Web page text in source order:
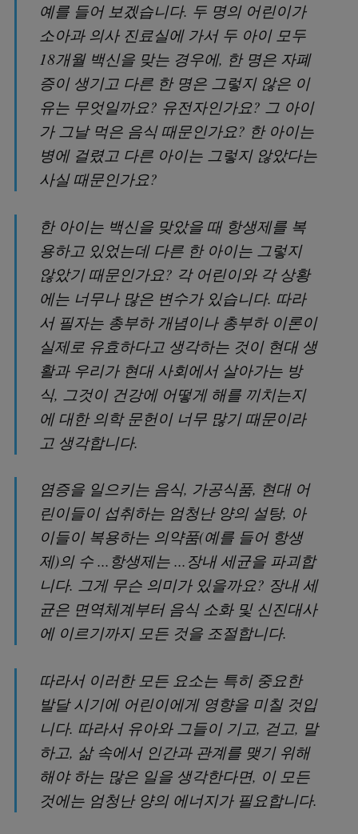
예를 들어 보겠습니다. 두 명의 어린이가
소아과 의사 진료실에 가서 두 아이 모두
18개월 백신을 맞는 경우에, 한 명은 자폐
증이 생기고 다른 한 명은 그렇지 않은 이
유는 무엇일까요? 유전자인가요? 그 아이
가 그날 먹은 음식 때문인가요? 한 아이는
병에 걸렸고 다른 아이는 그렇지 않았다는
사실 때문인가요?
한 아이는 백신을 맞았을 때 항생제를 복
용하고 있었는데 다른 한 아이는 그렇지
않았기 때문인가요? 각 어린이와 각 상황
에는 너무나 많은 변수가 있습니다. 따라
서 필자는 총부하 개념이나 총부하 이론이
실제로 유효하다고 생각하는 것이 현대 생
활과 우리가 현대 사회에서 살아가는 방
식, 그것이 건강에 어떻게 해를 끼치는지
에 대한 의학 문헌이 너무 많기 때문이라
고 생각합니다.
염증을 일으키는 음식, 가공식품, 현대 어
린이들이 섭취하는 엄청난 양의 설탕, 아
이들이 복용하는 의약품(예를 들어 항생
제)의 수 ...항생제는 ...장내 세균을 파괴합
니다. 그게 무슨 의미가 있을까요? 장내 세
균은 면역체계부터 음식 소화 및 신진대사
에 이르기까지 모든 것을 조절합니다.
따라서 이러한 모든 요소는 특히 중요한
발달 시기에 어린이에게 영향을 미칠 것입
니다. 따라서 유아와 그들이 기고, 걷고, 말
하고, 삶 속에서 인간과 관계를 맺기 위해
해야 하는 많은 일을 생각한다면, 이 모든
것에는 엄청난 양의 에너지가 필요합니다.